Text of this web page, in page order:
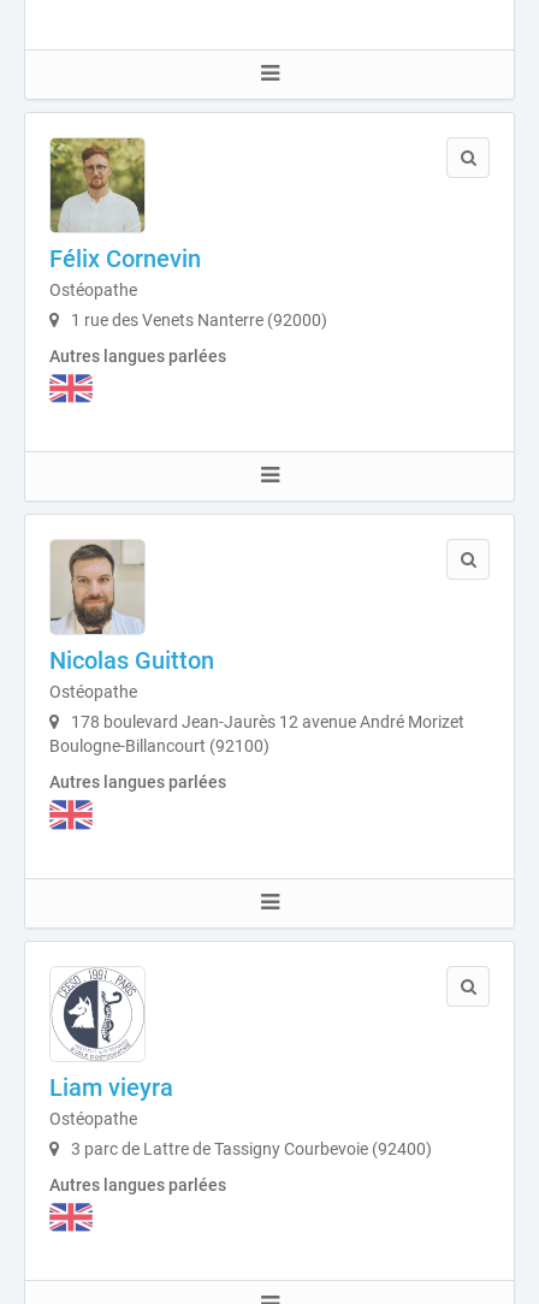
Félix Cornevin
Ostéopathe
1 rue des Venets Nanterre (92000)
Autres langues parlées
Nicolas Guitton
Ostéopathe
178 boulevard Jean-Jaurès 12 avenue André Morizet
Boulogne-Billancourt (92100)
Autres langues parlées
Liam vieyra
Ostéopathe
3 parc de Lattre de Tassigny Courbevoie (92400)
Autres langues parlées